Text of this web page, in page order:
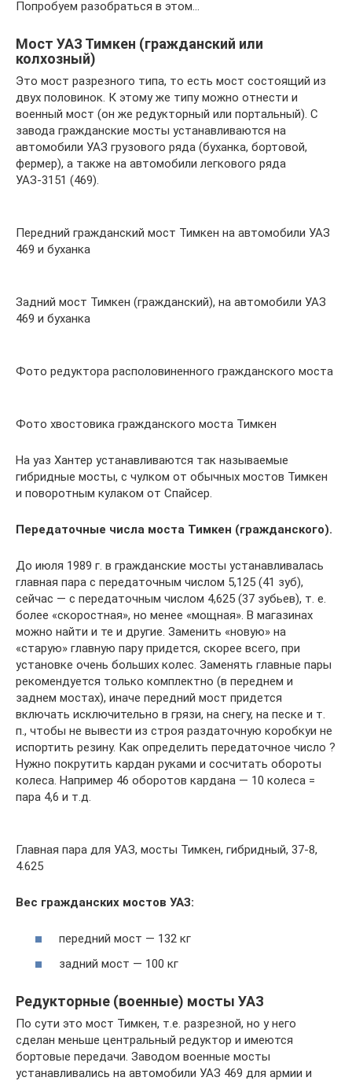
Попробуем разобраться в этом…
Мост УАЗ Тимкен (гражданский или
колхозный)
Это мост разрезного типа, то есть мост состоящий из
двух половинок. К этому же типу можно отнести и
военный мост (он же редукторный или портальный). С
завода гражданские мосты устанавливаются на
автомобили УАЗ грузового ряда (буханка, бортовой,
фермер), а также на автомобили легкового ряда
УАЗ-3151 (469).
Передний гражданский мост Тимкен на автомобили УАЗ
469 и буханка
Задний мост Тимкен (гражданский), на автомобили УАЗ
469 и буханка
Фото редуктора располовиненного гражданского моста
Фото хвостовика гражданского моста Тимкен
На уаз Хантер устанавливаются так называемые
гибридные мосты, с чулком от обычных мостов Тимкен
и поворотным кулаком от Спайсер.
Передаточные числа моста Тимкен (гражданского).
До июля 1989 г. в гражданские мосты устанавливалась
главная пара с передаточным числом 5,125 (41 зуб),
сейчас — с передаточным числом 4,625 (37 зубьев), т. е.
более «скоростная», но менее «мощная». В магазинах
можно найти и те и другие. Заменить «новую» на
«старую» главную пару придется, скорее всего, при
установке очень больших колес. Заменять главные пары
рекомендуется только комплектно (в переднем и
заднем мостах), иначе передний мост придется
включать исключительно в грязи, на снегу, на песке и т.
п., чтобы не вывести из строя раздаточную коробкуи не
испортить резину. Как определить передаточное число ?
Нужно покрутить кардан руками и сосчитать обороты
колеса. Например 46 оборотов кардана — 10 колеса =
пара 4,6 и т.д.
Главная пара для УАЗ, мосты Тимкен, гибридный, 37-8,
4.625
Вес гражданских мостов УАЗ:
передний мост — 132 кг
задний мост — 100 кг
Редукторные (военные) мосты УАЗ
По сути это мост Тимкен, т.е. разрезной, но у него
сделан меньше центральный редуктор и имеются
бортовые передачи. Заводом военные мосты
устанавливались на автомобили УАЗ 469 для армии и